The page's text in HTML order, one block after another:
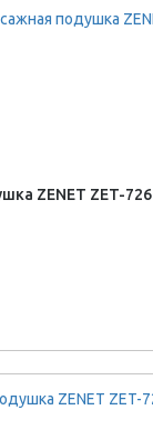
ZENET ZET-726